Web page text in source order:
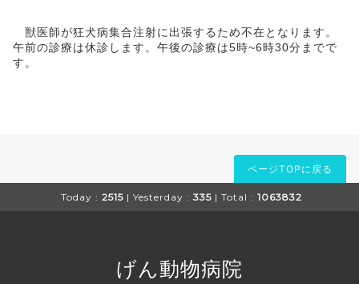
獣医師が狂犬病集合注射に出張するため不在となります。
午前の診療は休診します。午後の診療は5時~6時30分までで
す。
ページTOPに戻る
Today : 2515 | Yesterday : 335 | Total : 1063832
げん動物病院